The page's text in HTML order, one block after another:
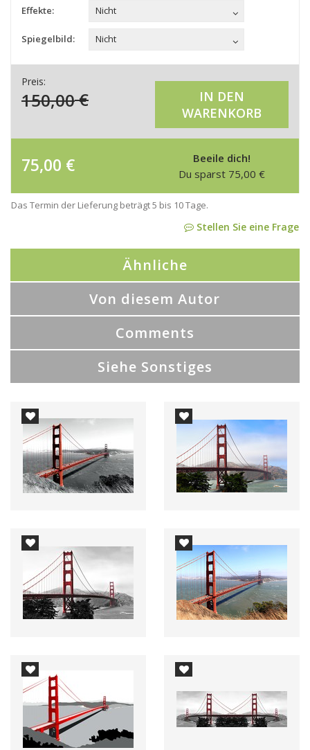
Effekte: Nicht
Spiegelbild: Nicht
Preis:
150,00€
IN DEN
WARENKORB
75,00 €
Beeile dich!
Du sparst 75,00 €
Das Termin der Lieferung beträgt 5 bis 10 Tage.
Stellen Sie eine Frage
Ähnliche
Von diesem Autor
Comments
Siehe Sonstiges